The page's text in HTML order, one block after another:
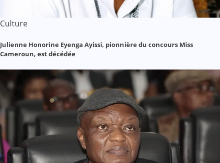
Culture
Julienne Honorine Eyenga Ayissi, pionnière du concours Miss
Cameroun, est décédée